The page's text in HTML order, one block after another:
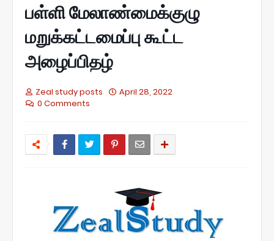
பள்ளி மேலாண்மைக்குழு
மறுக்கட்டமைப்பு கூட்ட
அழைப்பிதழ்
Zeal study posts
April 28, 2022
0 Comments